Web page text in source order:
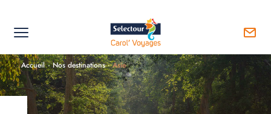
Accueil · Nos destinations · Asie